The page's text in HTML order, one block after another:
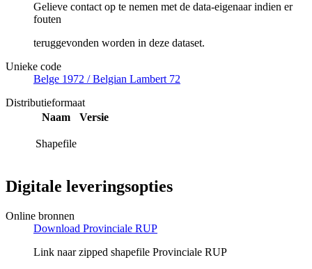
Gelieve contact op te nemen met de data-eigenaar indien er
fouten
teruggevonden worden in deze dataset.
Unieke code
Belge 1972 / Belgian Lambert 72
Distributieformaat
Naam
Versie
Shapefile
Digitale leveringsopties
Online bronnen
Download Provinciale RUP
Link naar zipped shapefile Provinciale RUP